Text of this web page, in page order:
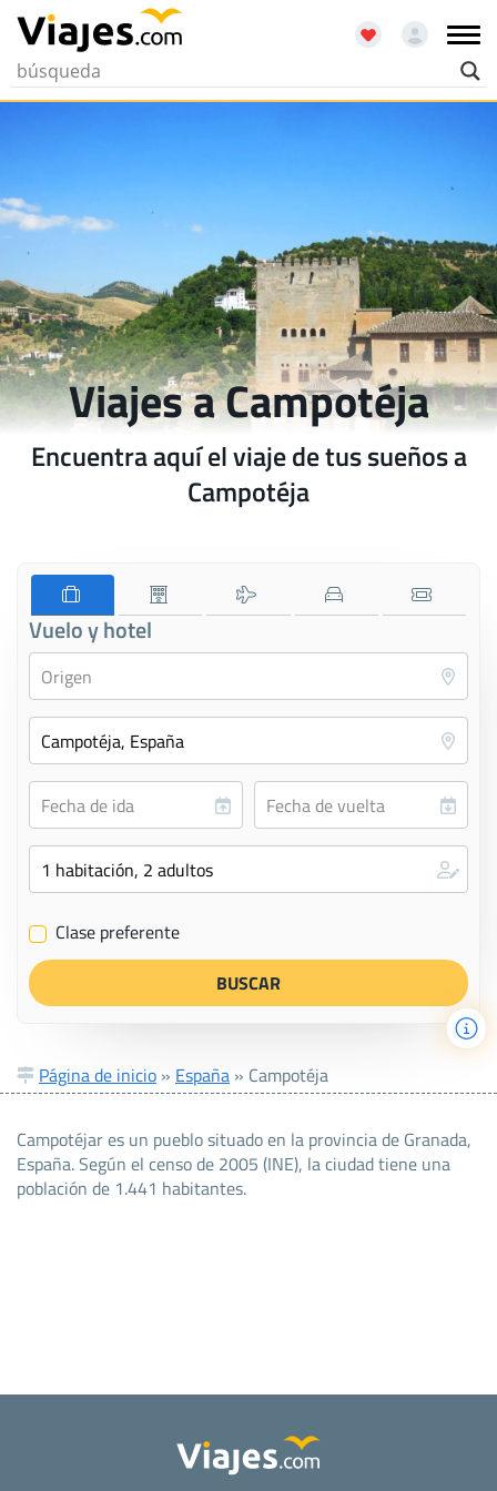
Viajes a Campotéja
Encuentra aquí el viaje de tus sueños a
Campotéja
Vuelo y hotel
✔ Clase preferente
Página de inicio » España » Campotéja
Campotéjar es un pueblo situado en la provincia de Granada,
España. Según el censo de 2005 (INE), la ciudad tiene una
población de 1.441 habitantes.